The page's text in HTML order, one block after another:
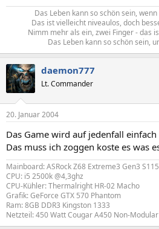
Das Leben kann so schön sein,
Das ist vielleicht niveaulos, doch
Nimm mehr als ein, zwei Finger - das
Das Leben kann so schön sein,
daemon777
Lt. Commander
20. Januar 2004
Das Game wird auf jedenfall
Das muss ich zoggen koste es was
Mainboard: ASRock Z68 Extreme3 Gen3
CPU: i5 2500k @4,3ghz
CPU-Kühler: Thermalright HR-02 Macho
Grafik: GeForce GTX 570 Phantom
Ram: 8GB DDR3 Kingston 1333
Netzteil: 450 Watt Cougar A450 Non-